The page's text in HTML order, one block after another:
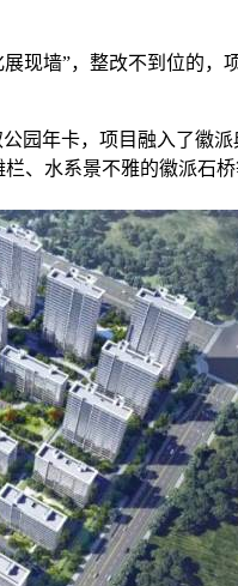
墙”，整改不到位的，
年卡，项目融入了徽派
、水系景不雅的徽派石